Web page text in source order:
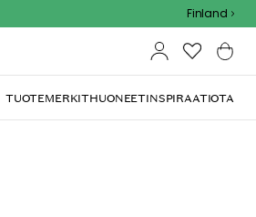
Finland
TUOTEMERKITHUONEETINSPIRAATIOTA